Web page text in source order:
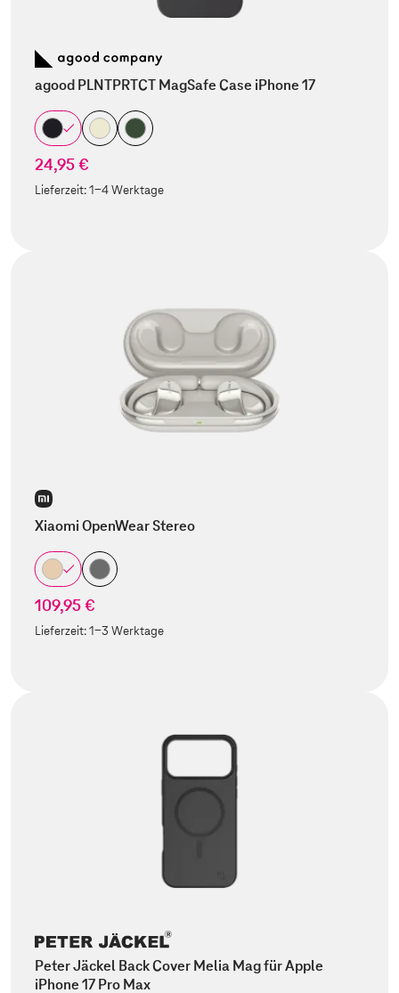
agood PLNTPRTCT MagSafe Case iPhone 17
24,95 €
Lieferzeit:1-4 Werktage
Xiaomi OpenWear Stereo
109,95 €
Lieferzeit:1-3 Werktage
Peter Jäckel Back Cover Melia Mag für Apple
iPhone 17 Pro Max